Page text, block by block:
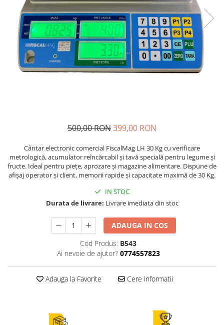
500,00 RON399,00 RON
Cântar electronic comercial FiscalMag LH 30 Kg cu verificare
metrologică, acumulator reîncărcabil și tavă specială pentru legume și
fructe. Ideal pentru piețe, aprozare și magazine alimentare. Dispune de
afișaj operator și client, memorii rapide și capacitate maximă de 30 Kg.
IN STOC
Durata de livrare: Livrare imediata din stoc
ADAUGA IN COS
Cod Produs: B543
Ai nevoie de ajutor? 0774557823
Adauga la Favorite Cere informatii